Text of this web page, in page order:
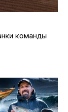
команды